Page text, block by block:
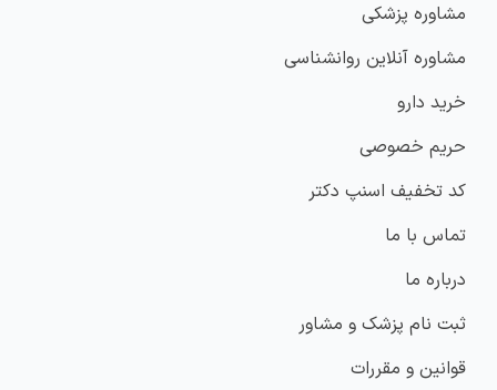
مشاوره پزشکی
مشاوره آنلاین روانشناسی
خرید دارو
حریم خصوصی
کد تخفیف اسنپ دکتر
تماس با ما
درباره ما
ثبت نام پزشک و مشاور
قوانین و مقررات